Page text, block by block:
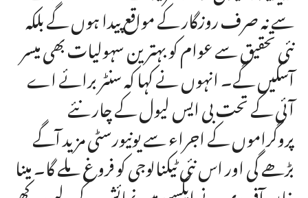
سے نہ صرف روزگار کے مواقع پیدا ہوں گے بلکہ
نئی تحقیق سے عوام کو بہترین سہولیات بھی میسر
آسکیں گے۔ انہوں نے کہا کہ سنٹر برائے اے
آئی کے تحت بی ایس لیول کے چار نئے
پروگراموں کے اجراء سے یونیورسٹی مزید آگے
بڑھے گی اور اس نئی ٹیکنالوجی کو فروغ ملے گا۔ مینا